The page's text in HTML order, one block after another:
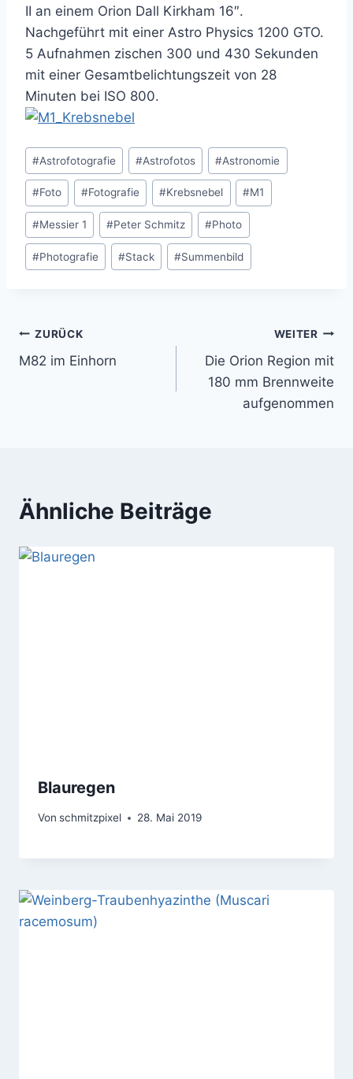
II an einem Orion Dall Kirkham 16″.
Nachgeführt mit einer Astro Physics 1200 GTO.
5 Aufnahmen zischen 300 und 430 Sekunden
mit einer Gesamtbelichtungszeit von 28
Minuten bei ISO 800.
Schlagworte:
#Astrofotografie #Astrofotos #Astronomie
#Foto #Fotografie #Krebsnebel #M1
#Messier 1 #Peter Schmitz #Photo
#Photografie #Stack #Summenbild
Beitragsnavigation
ZURÜCK
M82 im Einhorn
WEITER
Die Orion Region mit
180 mm Brennweite
aufgenommen
Ähnliche Beiträge
Blauregen
Von schmitzpixel 28. Mai 2019